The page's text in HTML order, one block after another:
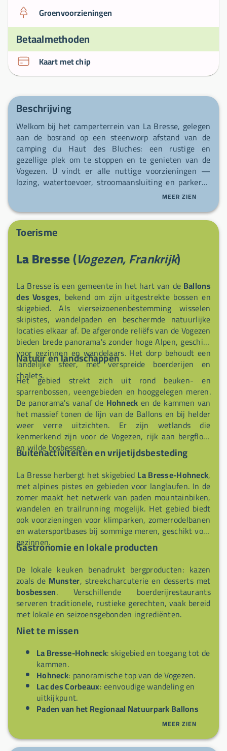
Groenvoorzieningen
Betaalmethoden
Kaart met chip
Beschrijving
Welkom bij het camperterrein van La Bresse, gelegen
aan de bosrand op een steenworp afstand van de
camping du Haut des Bluches: een rustige en
gezellige plek om te stoppen en te genieten van de
Vogezen. U vindt er alle nuttige voorzieningen —
lozing, watertoevoer, stroomaansluiting en parkeren
— met een servicepunt dat vanuit elke
formules aangeboden: een verharde gestabiliseerde
binnenplaats met gras, een buitenplaats tegenover de
receptie (zonder reservering) en plaatsen op
Het loosstation, stroomopwaarts van de
parkeergelegenheid gelegen (afstand ter plaatse
aangegeven), biedt ook tijdelijke stroomblokken voor
passanten (bijv. 10 minuten, 1 uur). Camperaars
hebben toegang tot de verwarmde sanitaire
voorzieningen van de camping en kunnen
gebruikmaken van de diensten van de site: bar,
broodbezorging op bestelling, restaurant afhankelijk
van het seizoen, speelkamer en wasserette.
MEER ZIEN
Toerisme
La Bresse(Vogezen, Frankrijk)
La Bresse is een gemeente in het hart van de Ballons
des Vosges, bekend om zijn uitgestrekte bossen en
skigebied. Als vierseizoenenbestemming wisselen
skipistes, wandelpaden en beschermde natuurlijke
locaties elkaar af. De afgeronde reliëfs van de Vogezen
bieden brede panorama's zonder hoge Alpen, geschikt
voor gezinnen en wandelaars. Het dorp behoudt een
landelijke sfeer, met verspreide boerderijen en
chalets.
Natuur en landschappen
Het gebied strekt zich uit rond beuken- en
sparrenbossen, veengebieden en hooggelegen meren.
De panorama's vanaf de Hohneck en de kammen van
het massief tonen de lijn van de Ballons en bij helder
weer verre uitzichten. Er zijn wetlands die
kenmerkend zijn voor de Vogezen, rijk aan bergflora
en wilde bosbessen.
Buitenactiviteiten en vrijetijdsbesteding
La Bresse herbergt het skigebied La Bresse-Hohneck,
met alpines pistes en gebieden voor langlaufen. In de
zomer maakt het netwerk van paden mountainbiken,
wandelen en trailrunning mogelijk. Het gebied biedt
ook voorzieningen voor klimparken, zomerrodelbanen
en watersportbases bij sommige meren, geschikt voor
gezinnen.
Gastronomie en lokale producten
De lokale keuken benadrukt bergproducten: kazen
zoals de Munster, streekcharcuterie en desserts met
bosbessen. Verschillende boerderijrestaurants
serveren traditionele, rustieke gerechten, vaak bereid
met lokale en seizoensgebonden ingrediënten.
Niet te missen
La Bresse-Hohneck: skigebied en toegang tot de
kammen.
Hohneck: panoramische top van de Vogezen.
Lac des Corbeaux: eenvoudige wandeling en
uitkijkpunt.
Paden van het Regionaal Natuurpark Ballons
: ontdekking van
streekproducten.
MEER ZIEN